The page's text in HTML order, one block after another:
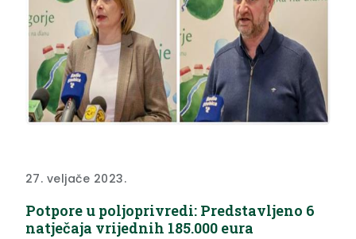
27. veljače 2023.
Potpore u poljoprivredi: Predstavljeno 6
natječaja vrijednih 185.000 eura